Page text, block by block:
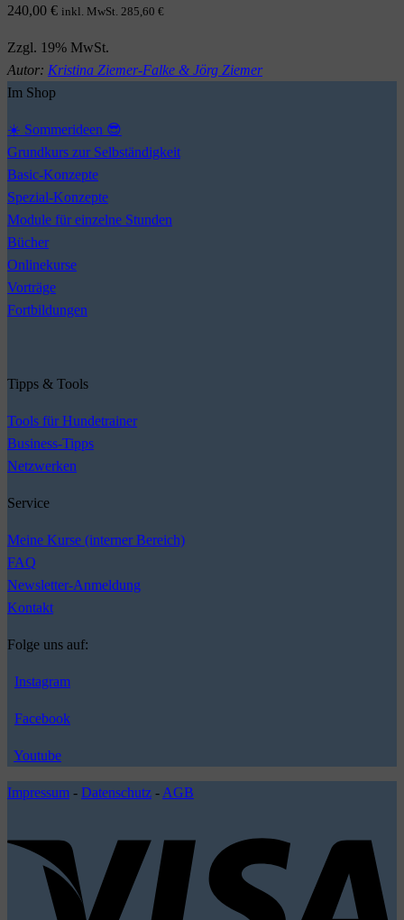
240,00 € inkl. MwSt. 285,60 €
Zzgl. 19% MwSt.
Autor: Kristina Ziemer-Falke & Jörg Ziemer
Im Shop
☀️ Sommerideen 😎
Grundkurs zur Selbständigkeit
Basic-Konzepte
Spezial-Konzepte
Module für einzelne Stunden
Bücher
Onlinekurse
Vorträge
Fortbildungen
Tipps & Tools
Tools für Hundetrainer
Business-Tipps
Netzwerken
Service
Meine Kurse (interner Bereich)
FAQ
Newsletter-Anmeldung
Kontakt
Folge uns auf:
Instagram
Facebook
Youtube
Impressum - Datenschutz - AGB